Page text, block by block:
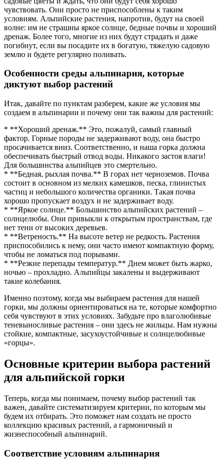
чувствовать. Они просто не приспособлены к таким
условиям. Альпийские растения, напротив, будут на своей
волне: им не страшны яркое солнце, бедные почвы и хороший
дренаж. Более того, многие из них будут страдать и даже
погибнут, если вы посадите их в богатую, тяжелую садовую
землю и будете регулярно поливать.
Особенности среды альпинария, которые
диктуют выбор растений
Итак, давайте по пунктам разберем, какие же условия мы
создаем в альпинарии и почему они так важны для растений:
* **Хороший дренаж.** Это, пожалуй, самый главный
фактор. Горные породы не задерживают воду, она быстро
просачивается вниз. Соответственно, и наша горка должна
обеспечивать быстрый отвод воды. Никакого застоя влаги!
Для большинства альпийцев это смертельно.
* **Бедная, рыхлая почва.** В горах нет черноземов. Почва
состоит в основном из мелких камешков, песка, глинистых
частиц и небольшого количества органики. Такая почва
хорошо пропускает воздух и не задерживает воду.
* **Яркое солнце.** Большинство альпийских растений –
солнцелюбы. Они привыкли к открытым пространствам, где
нет тени от высоких деревьев.
* **Ветреность.** На высоте ветер не редкость. Растения
приспособились к нему, они часто имеют компактную форму,
чтобы не ломаться под порывами.
* **Резкие перепады температур.** Днем может быть жарко,
ночью – прохладно. Альпийцы закалены и выдерживают
такие колебания.
Именно поэтому, когда мы выбираем растения для нашей
горки, мы должны ориентироваться на те, которые комфортно
себя чувствуют в этих условиях. Забудьте про влаголюбивые
теневыносливые растения – они здесь не жильцы. Нам нужны
стойкие, компактные, засухоустойчивые и солнцелюбивые
«горцы».
Основные критерии выбора растений
для альпийской горки
Теперь, когда мы понимаем, почему выбор растений так
важен, давайте систематизируем критерии, по которым мы
будем их отбирать. Это поможет нам создать не просто
коллекцию красивых растений, а гармоничный и
жизнеспособный альпинарий.
Соответствие условиям альпинария